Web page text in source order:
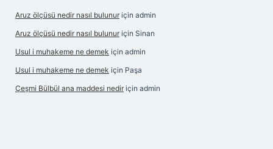
Aruz ölçüsü nedir nasıl bulunur için admin
Aruz ölçüsü nedir nasıl bulunur için Sinan
Usul i muhakeme ne demek için admin
Usul i muhakeme ne demek için Paşa
Çeşmi Bülbül ana maddesi nedir için admin